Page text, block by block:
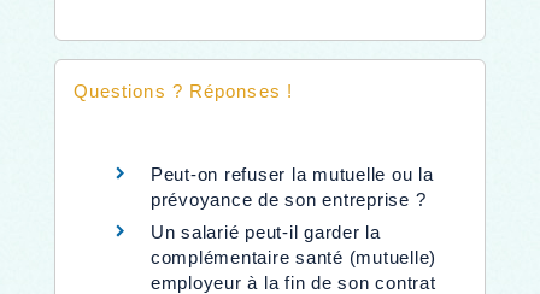
Questions ? Réponses !
Peut-on refuser la mutuelle ou la
prévoyance de son entreprise ?
Un salarié peut-il garder la
complémentaire santé (mutuelle)
employeur à la fin de son contrat